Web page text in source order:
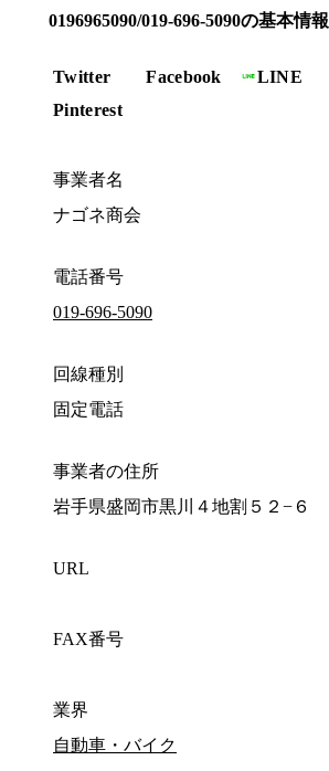
0196965090/019-696-5090の基本情報
Twitter Facebook LINE
Pinterest
事業者名
ナゴネ商会
電話番号
019-696-5090
回線種別
固定電話
事業者の住所
岩手県盛岡市黒川４地割５２−６
URL
FAX番号
業界
自動車・バイク